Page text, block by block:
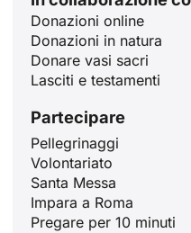
Donazioni online
Donazioni in natura
Donare vasi sacri
Lasciti e testamenti
Partecipare
Pellegrinaggi
Volontariato
Santa Messa
Impara a Roma
Pregare per 10 minuti